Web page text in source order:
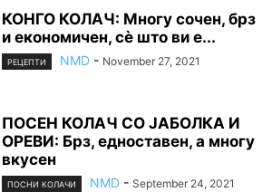
КОНГО КОЛАЧ: Многу сочен, брз
и економичен, сè што ви е...
РЕЦЕПТИ NMD - November 27, 2021
ПОСЕН КОЛАЧ СО ЈАБОЛКА И
ОРЕВИ: Брз, едноставен, а многу
вкусен
ПОСНИ КОЛАЧИ NMD - September 24, 2021